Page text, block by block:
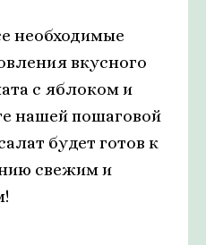
необходимые
вкусного
с яблоком и
нашей пошаговой
будет готов к
свежим и